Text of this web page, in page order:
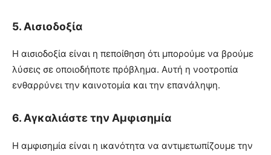
5. Αισιοδοξία
Η αισιοδοξία είναι η πεποίθηση ότι μπορούμε να βρούμε
λύσεις σε οποιοδήποτε πρόβλημα. Αυτή η νοοτροπία
ενθαρρύνει την καινοτομία και την επανάληψη.
6.Αγκαλιάστε την Αμφισημία
Η αμφισημία είναι η ικανότητα να αντιμετωπίζουμε την